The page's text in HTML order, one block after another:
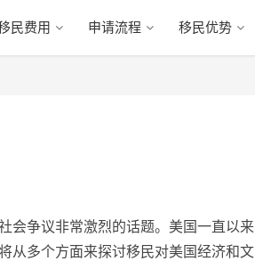
民费用 申请流程 移民优势
会争议非常激烈的话题。美国一直以来
从多个方面来探讨移民对美国经济和文